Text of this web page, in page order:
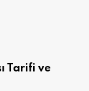
Tarifi ve